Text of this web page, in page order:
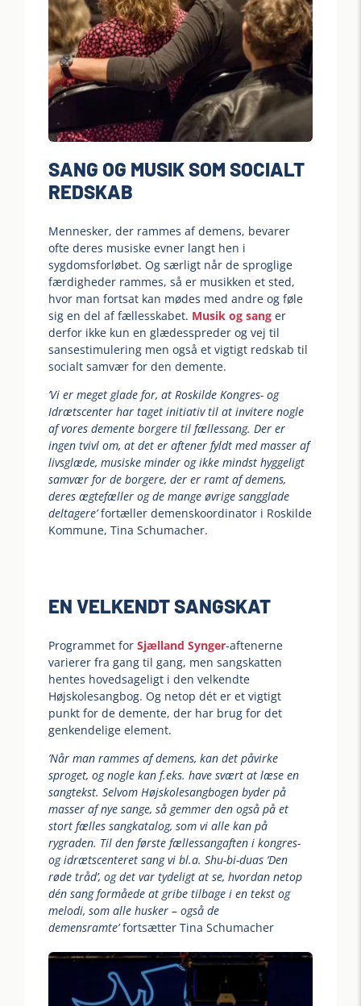
SANG OG MUSIK SOM SOCIALT
REDSKAB
Mennesker, der rammes af demens, bevarer
ofte deres musiske evner langt hen i
sygdomsforløbet. Og særligt når de sproglige
færdigheder rammes, så er musikken et sted,
hvor man fortsat kan mødes med andre og føle
sig en del af fællesskabet. Musik og sang er
derfor ikke kun en glædesspreder og vej til
sansestimulering men også et vigtigt redskab til
socialt samvær for den demente.
’Vi er meget glade for, at Roskilde Kongres- og
Idrætscenter har taget initiativ til at invitere nogle
af vores demente borgere til fællessang. Der er
ingen tvivl om, at det er aftener fyldt med masser af
livsglæde, musiske minder og ikke mindst hyggeligt
samvær for de borgere, der er ramt af demens,
deres ægtefæller og de mange øvrige sangglade
deltagere’fortæller demenskoordinator i Roskilde
Kommune, Tina Schumacher.
EN VELKENDT SANGSKAT
Programmet for Sjælland Synger-aftenerne
varierer fra gang til gang, men sangskatten
hentes hovedsageligt i den velkendte
Højskolesangbog. Og netop dét er et vigtigt
punkt for de demente, der har brug for det
genkendelige element.
’Når man rammes af demens, kan det påvirke
sproget, og nogle kan f.eks. have svært at læse en
sangtekst. Selvom Højskolesangbogen byder på
masser af nye sange, så gemmer den også på et
stort fælles sangkatalog, som vi alle kan på
rygraden. Til den første fællessangaften i kongres-
og idrætscenteret sang vi bl.a. Shu-bi-duas ’Den
røde tråd’, og det var tydeligt at se, hvordan netop
dén sang formåede at gribe tilbage i en tekst og
melodi, som alle husker – også de
demensramte’fortsætter Tina Schumacher